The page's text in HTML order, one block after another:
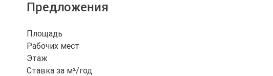
Предложения
Площадь
Рабочих мест
Этаж
Ставка за м²/год